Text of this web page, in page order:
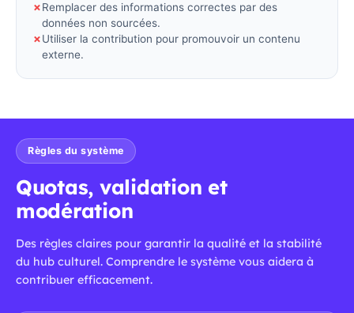
✗Remplacer des informations correctes par des
données non sourcées.
✗Utiliser la contribution pour promouvoir un contenu
externe.
Règles du système
Quotas, validation et
modération
Des règles claires pour garantir la qualité et la stabilité
du hub culturel. Comprendre le système vous aidera à
contribuer efficacement.